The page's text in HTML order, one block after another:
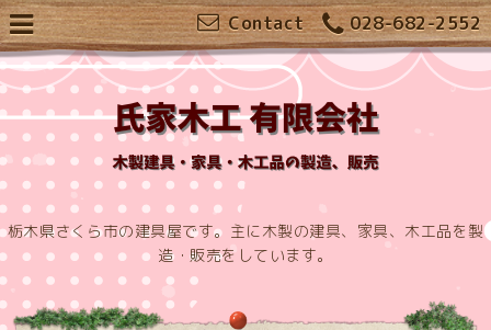
028-682-2552
Contact
栃木県さくら市の建具屋です。主に木製の建具、家具、木工品を製
造・販売をしています。